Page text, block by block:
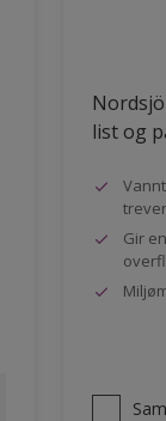
list og
Gir